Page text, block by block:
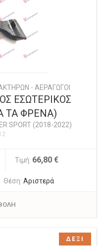
- ΑΕΡΑΓΩΓΟΙ
ΕΣΩΤΕΡΙΚΟΣ
ΤΑ ΦΡΕΝΑ)
SPORT (2018-2022)
Τιμή: 66,80 €
Θέση:Αριστερά
ΔΕΞΙ